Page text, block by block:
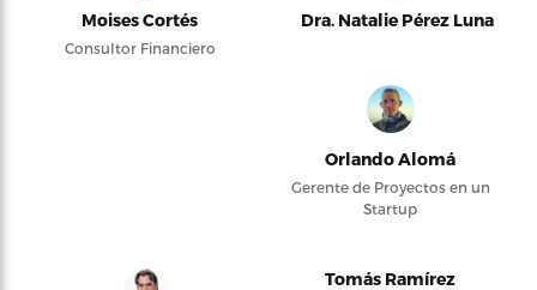
Moises Cortés
Consultor Financiero
Dra. Natalie Pérez Luna
Orlando Alomá
Gerente de Proyectos en un
Startup
Tomás Ramírez